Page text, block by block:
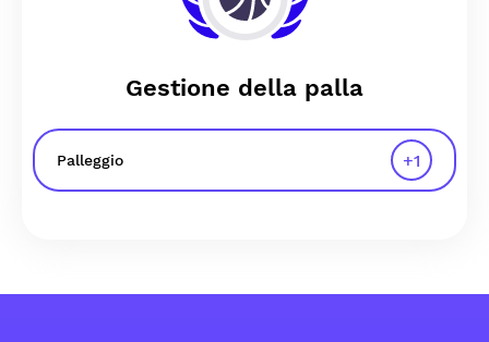
Gestione della palla
Palleggio +1